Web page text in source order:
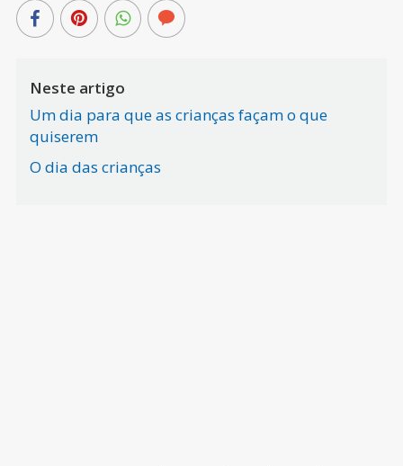
Neste artigo
Um dia para que as crianças façam o que
quiserem
O dia das crianças